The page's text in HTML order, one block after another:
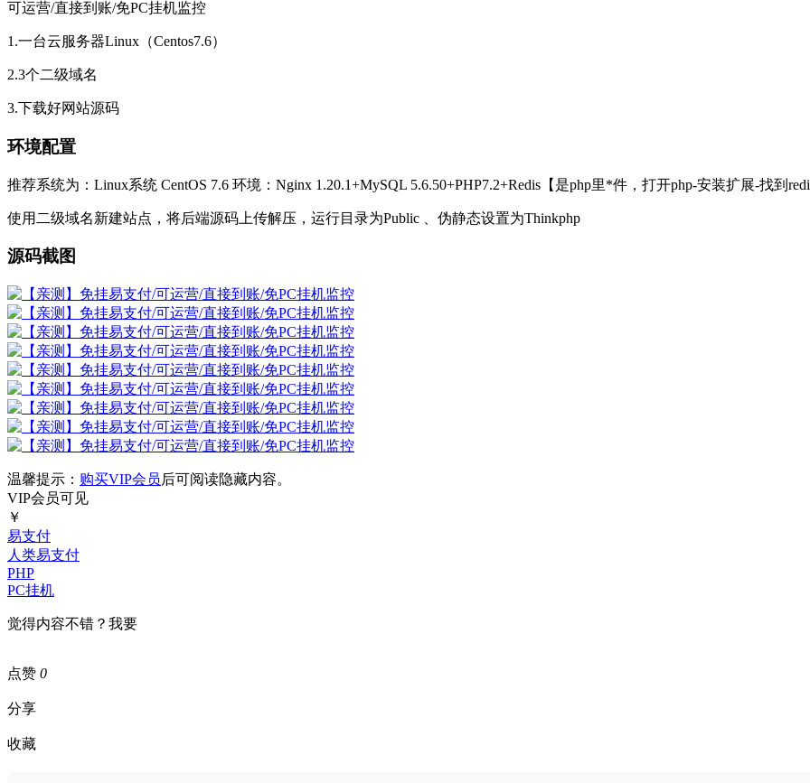
可运营/直接到账/免PC挂机监控
1.一台云服务器Linux（Centos7.6）
2.3个二级域名
3.下载好网站源码
环境配置
推荐系统为：Linux系统 CentOS 7.6 环境：Nginx 1.20.1+MySQL 5.6.50+PHP7.2+Redis【是php里*件，打开php-安装扩展-找到
使用二级域名新建站点，将后端源码上传解压，运行目录为Public 、伪静态设置为Thinkphp
源码截图
温馨提示： 购买VIP会员后可阅读隐藏内容。
VIP会员可见
￥
易支付
人类易支付
PHP
PC挂机
觉得内容不错？我要
点赞 0
分享
收藏